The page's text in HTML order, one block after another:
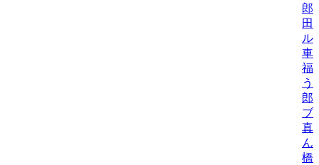
郎
田
ル
車/
福
う
郎
ブ
真
ん
橋